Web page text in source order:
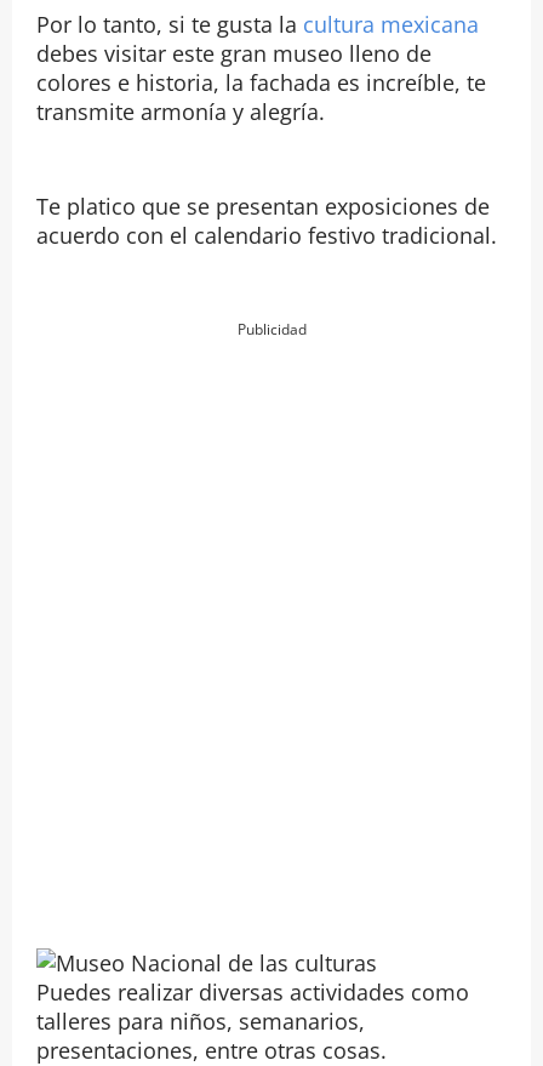
Por lo tanto, si te gusta la cultura mexicana
debes visitar este gran museo lleno de
colores e historia, la fachada es increíble, te
transmite armonía y alegría.
Te platico que se presentan exposiciones de
acuerdo con el calendario festivo tradicional.
Publicidad
Puedes realizar diversas actividades como
talleres para niños, semanarios,
presentaciones, entre otras cosas.